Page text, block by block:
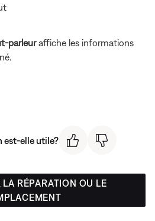
parleuraffiche les informations
est-elle utile?
RÉPARATION OU LE